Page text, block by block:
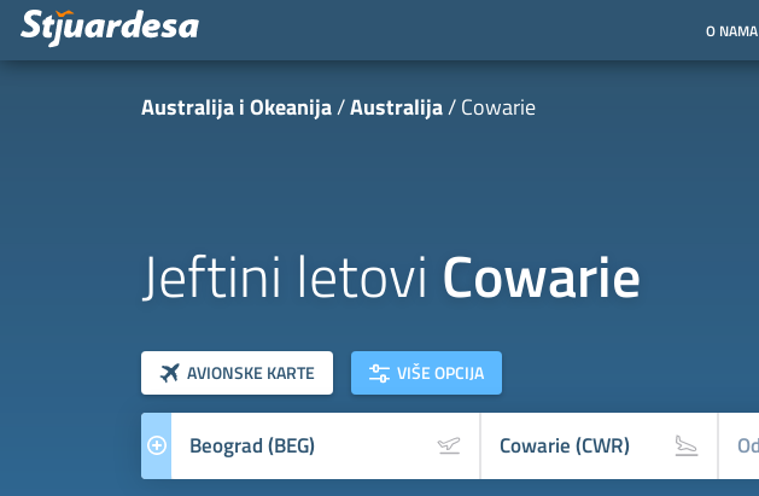
O NAMA
Australija i Okeanija Australija Cowarie
Jeftini letovi Cowarie
AVIONSKE KARTE Prevoznik
klasa letova
VIŠE OPCIJA